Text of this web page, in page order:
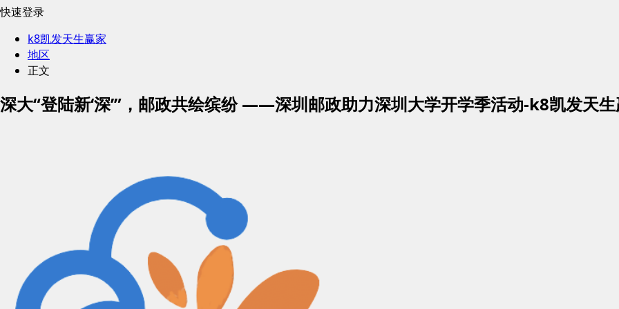
快速登录
k8凯发天生赢家
地区
正文
深大“登陆新‘深’”，邮政共绘缤纷 ——深圳邮政助力深圳大学开学季活动-k8凯发天